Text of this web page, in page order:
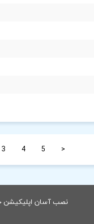
3 4 5 <
نصب آسان اپلیکیشن